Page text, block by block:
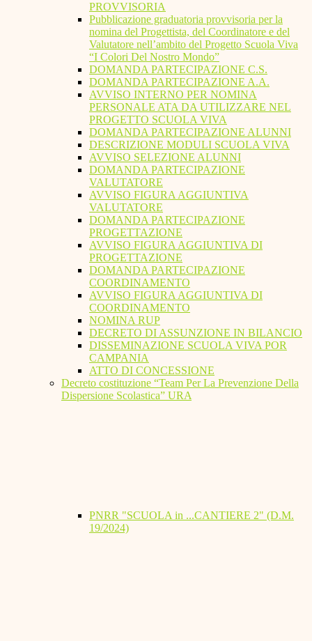
PROVVISORIA
Pubblicazione graduatoria provvisoria per la
nomina del Progettista, del Coordinatore e del
Valutatore nell’ambito del Progetto Scuola Viva
“I Colori Del Nostro Mondo”
DOMANDA PARTECIPAZIONE C.S.
DOMANDA PARTECIPAZIONE A.A.
AVVISO INTERNO PER NOMINA
PERSONALE ATA DA UTILIZZARE NEL
PROGETTO SCUOLA VIVA
DOMANDA PARTECIPAZIONE ALUNNI
DESCRIZIONE MODULI SCUOLA VIVA
AVVISO SELEZIONE ALUNNI
DOMANDA PARTECIPAZIONE
VALUTATORE
AVVISO FIGURA AGGIUNTIVA
VALUTATORE
DOMANDA PARTECIPAZIONE
PROGETTAZIONE
AVVISO FIGURA AGGIUNTIVA DI
PROGETTAZIONE
DOMANDA PARTECIPAZIONE
COORDINAMENTO
AVVISO FIGURA AGGIUNTIVA DI
COORDINAMENTO
NOMINA RUP
DECRETO DI ASSUNZIONE IN BILANCIO
DISSEMINAZIONE SCUOLA VIVA POR
CAMPANIA
ATTO DI CONCESSIONE
Decreto costituzione “Team Per La Prevenzione Della
Dispersione Scolastica” URA
PNRR "SCUOLA in ...CANTIERE 2" (D.M.
19/2024)